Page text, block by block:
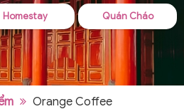
Homestay Quán Cháo
Orange Coffee